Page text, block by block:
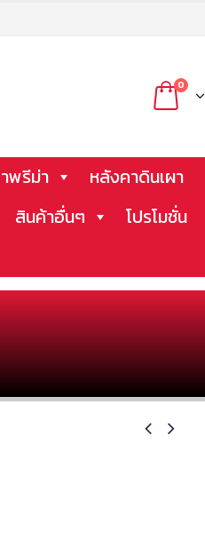
0
พรีม่า
หลังคาดินเผา
สินค้าอื่นๆ
โปรโมชั่น